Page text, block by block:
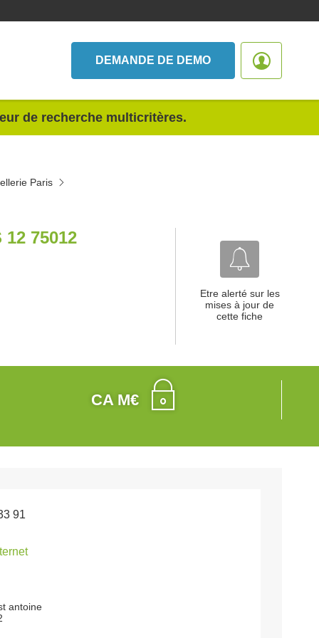
DEMANDE DE DEMO
de recherche multicritères.
Paris
12 75012
Etre alerté sur les
mises à jour de
cette fiche
CA M€
91
antoine